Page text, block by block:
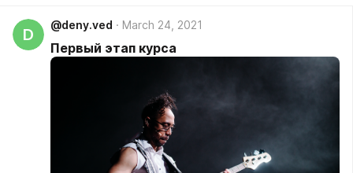
D
@deny.ved March 24, 2021
Первый этап курса